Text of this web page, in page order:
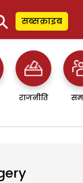
सब्सक्राइब
राजनीति